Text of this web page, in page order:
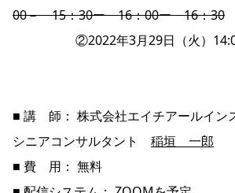
00－ 15：30ー 16：00ー 16：30
②2022年3月29日（火）
■ 講 師： 株式会社エイチアールイン
シニアコンサルタント 稲垣 一郎
■ 費 用： 無料